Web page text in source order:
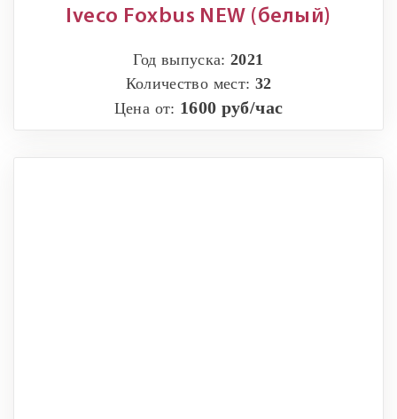
Iveco Foxbus NEW (белый)
Год выпуска:2021
Количество мест: 32
Цена от: 1600 руб/час